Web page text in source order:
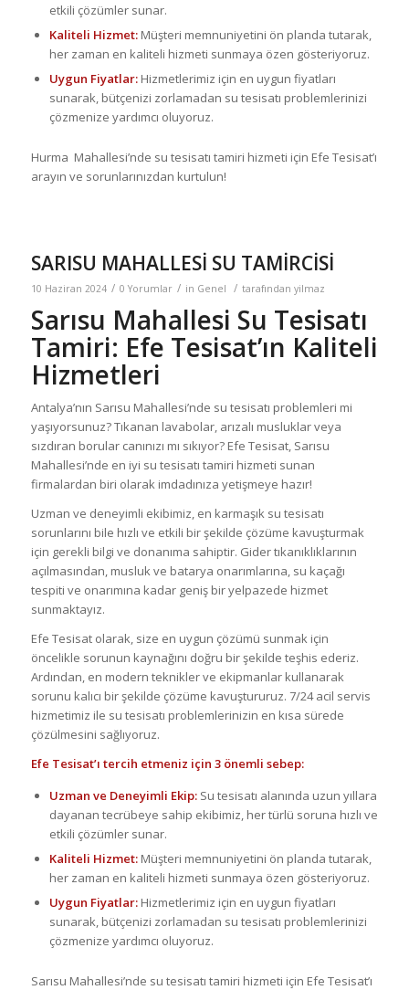
etkili çözümler sunar.
Kaliteli Hizmet:Müşteri memnuniyetini ön planda tutarak,
her zaman en kaliteli hizmeti sunmaya özen gösteriyoruz.
Uygun Fiyatlar:Hizmetlerimiz için en uygun fiyatları
sunarak, bütçenizi zorlamadan su tesisatı problemlerinizi
çözmenize yardımcı oluyoruz.
Hurma Mahallesi’nde su tesisatı tamiri hizmeti için Efe Tesisat’ı
arayın ve sorunlarınızdan kurtulun!
SARISU MAHALLESİ SU TAMİRCİSİ
10 Haziran 2024 / 0 Yorumlar / in Genel / tarafından yilmaz
Sarısu Mahallesi Su Tesisatı
Tamiri: Efe Tesisat’ın Kaliteli
Hizmetleri
Antalya’nın Sarısu Mahallesi’nde su tesisatı problemleri mi
yaşıyorsunuz? Tıkanan lavabolar, arızalı musluklar veya
sızdıran borular canınızı mı sıkıyor? Efe Tesisat, Sarısu
Mahallesi’nde en iyi su tesisatı tamiri hizmeti sunan
firmalardan biri olarak imdadınıza yetişmeye hazır!
Uzman ve deneyimli ekibimiz, en karmaşık su tesisatı
sorunlarını bile hızlı ve etkili bir şekilde çözüme kavuşturmak
için gerekli bilgi ve donanıma sahiptir. Gider tıkanıklıklarının
açılmasından, musluk ve batarya onarımlarına, su kaçağı
tespiti ve onarımına kadar geniş bir yelpazede hizmet
sunmaktayız.
Efe Tesisat olarak, size en uygun çözümü sunmak için
öncelikle sorunun kaynağını doğru bir şekilde teşhis ederiz.
Ardından, en modern teknikler ve ekipmanlar kullanarak
sorunu kalıcı bir şekilde çözüme kavuştururuz. 7/24 acil servis
hizmetimiz ile su tesisatı problemlerinizin en kısa sürede
çözülmesini sağlıyoruz.
Efe Tesisat’ı tercih etmeniz için 3 önemli sebep:
Uzman ve Deneyimli Ekip:Su tesisatı alanında uzun yıllara
dayanan tecrübeye sahip ekibimiz, her türlü soruna hızlı ve
etkili çözümler sunar.
Kaliteli Hizmet:Müşteri memnuniyetini ön planda tutarak,
her zaman en kaliteli hizmeti sunmaya özen gösteriyoruz.
Uygun Fiyatlar:Hizmetlerimiz için en uygun fiyatları
sunarak, bütçenizi zorlamadan su tesisatı problemlerinizi
çözmenize yardımcı oluyoruz.
Sarısu Mahallesi’nde su tesisatı tamiri hizmeti için Efe Tesisat’ı